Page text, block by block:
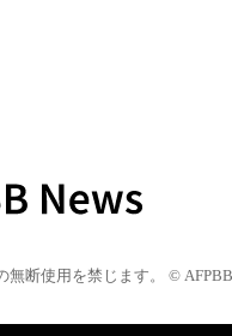
無断使用を禁じます。 © AFPBB